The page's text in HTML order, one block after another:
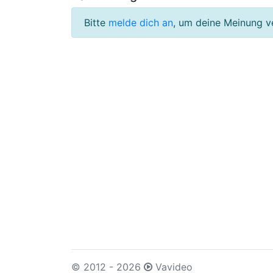
Bitte melde dich an, um deine Meinung
© 2012 - 2026 Vavideo